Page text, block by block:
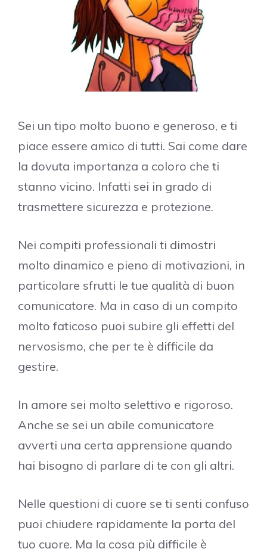
Sei un tipo molto buono e generoso, e ti
piace essere amico di tutti. Sai come dare
la dovuta importanza a coloro che ti
stanno vicino. Infatti sei in grado di
trasmettere sicurezza e protezione.
Nei compiti professionali ti dimostri
molto dinamico e pieno di motivazioni, in
particolare sfrutti le tue qualità di buon
comunicatore. Ma in caso di un compito
molto faticoso puoi subire gli effetti del
nervosismo, che per te è difficile da
gestire.
In amore sei molto selettivo e rigoroso.
Anche se sei un abile comunicatore
avverti una certa apprensione quando
hai bisogno di parlare di te con gli altri.
Nelle questioni di cuore se ti senti confuso
puoi chiudere rapidamente la porta del
tuo cuore. Ma la cosa più difficile è